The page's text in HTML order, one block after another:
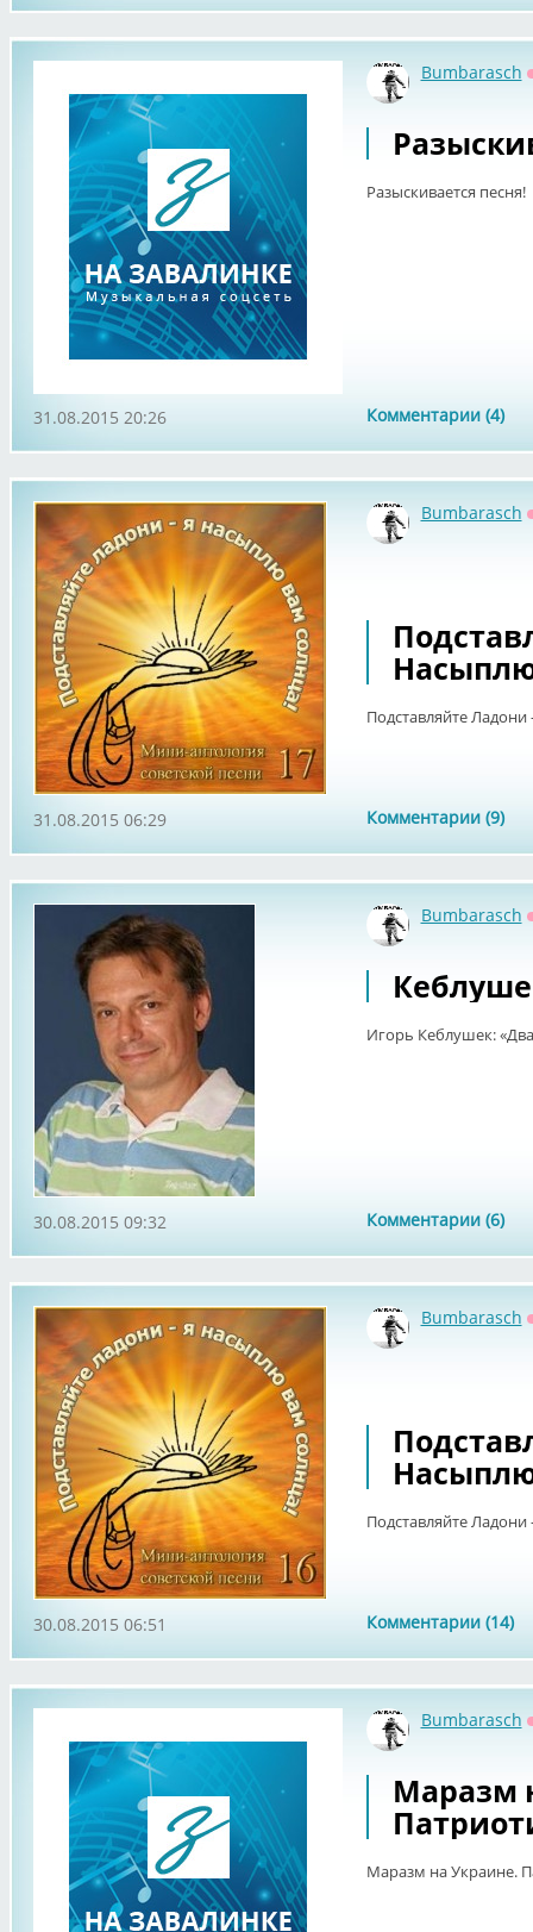
Bumbarasch
Разыскивается песня!
Комментарии (4)
31.08.2015 20:26
Bumbarasch
Подставляйте
Комментарии (9)
31.08.2015 06:29
Bumbarasch
Игорь Кеблушек:
Комментарии (6)
30.08.2015 09:32
Bumbarasch
Подставляйте
Комментарии (14)
30.08.2015 06:51
Bumbarasch
Маразм
Маразм на Украине.